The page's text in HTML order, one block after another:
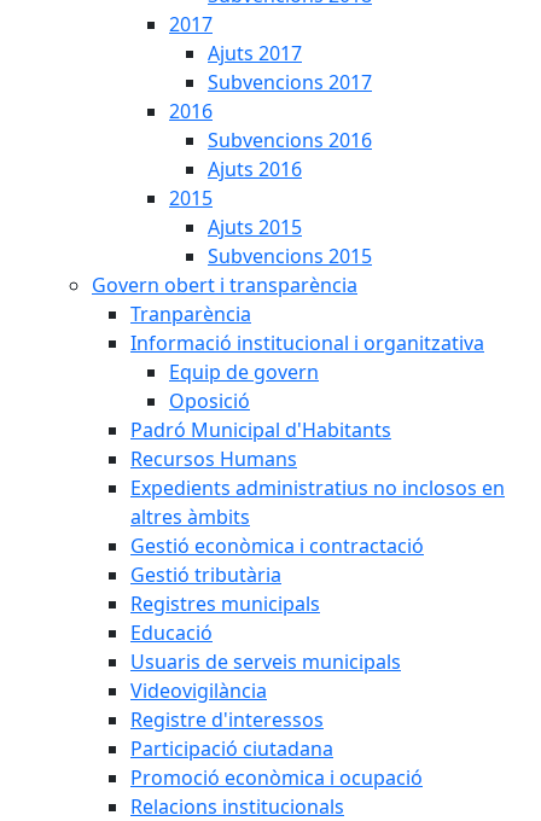
2017
Ajuts 2017
Subvencions 2017
2016
Subvencions 2016
Ajuts 2016
2015
Ajuts 2015
Subvencions 2015
Govern obert i transparència
Tranparència
Informació institucional i organitzativa
Equip de govern
Oposició
Padró Municipal d'Habitants
Recursos Humans
Expedients administratius no inclosos en
altres àmbits
Gestió econòmica i contractació
Gestió tributària
Registres municipals
Educació
Usuaris de serveis municipals
Videovigilància
Registre d'interessos
Participació ciutadana
Promoció econòmica i ocupació
Relacions institucionals